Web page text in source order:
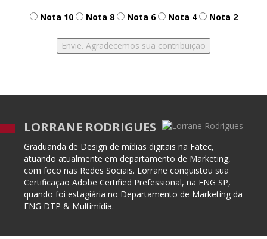
Nota 10 Nota 8 Nota 6 Nota 4 Nota 2
LORRANE RODRIGUES
Graduanda de Design de mídias digitais na Fatec,
atuando atualmente em departamento de Marketing,
com foco nas Redes Sociais. Lorrane conquistou sua
Certificação Adobe Certified Prefessional, na ENG SP,
quando foi estagiária no Departamento de Marketing da
ENG DTP & Multimídia.